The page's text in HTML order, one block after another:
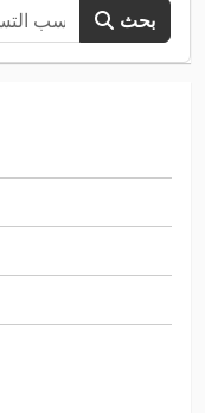
بحث